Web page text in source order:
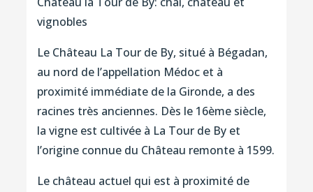
vignobles
Le Château La Tour de By, situé à Bégadan,
au nord de l’appellation Médoc et à
proximité immédiate de la Gironde, a des
racines très anciennes. Dès le 16ème siècle,
la vigne est cultivée à La Tour de By et
l’origine connue du Château remonte à 1599.
Le château actuel qui est à proximité de